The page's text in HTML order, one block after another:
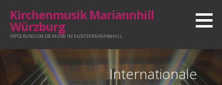
Inhalt
springen
Kirchenmusik Mariannhill
Würzburg
INFOS RUND UM DIE MUSIK IM KLOSTER MARIANNHILL
Internationale